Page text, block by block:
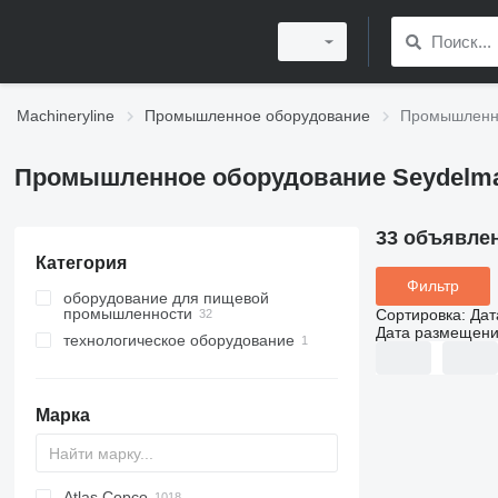
Machineryline Промышленное оборудование
Промышленное оборудование
Категория
оборудование для пищевой
промышленности
мясоперерабатывающее
фаршемешалки
сепараторы мяса
технологическое оборудование
Марка
33
Фильтр
Сортировка:
Дата